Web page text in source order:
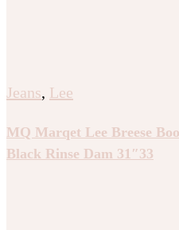
Jeans, Lee
MQ Marqet Lee Breese
Black Rinse Dam 31″33